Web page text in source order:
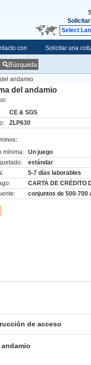
Select
con Solicitar una
Búsqueda
andamio
del andamio
CE & SGS
ZLP630
mínima: Un juego
estándar
5-7 días laborables
CARTA DE CRÉDITO
conjuntos de 500-700
de acceso